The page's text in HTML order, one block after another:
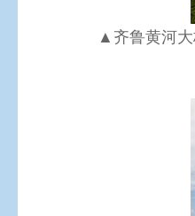
▲齐鲁黄河大